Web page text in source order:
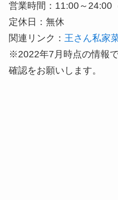
営業時間：11:00～24:00
定休日：無休
関連リンク： 王さん私家
※2022年7月時点の情報
確認をお願いします。